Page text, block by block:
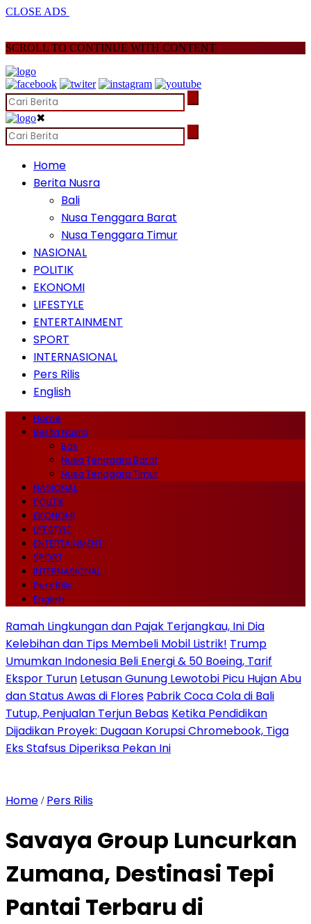
CLOSE ADS
SCROLL TO CONTINUE WITH CONTENT
✖
Home
Berita Nusra
Bali
Nusa Tenggara Barat
Nusa Tenggara Timur
NASIONAL
POLITIK
EKONOMI
LIFESTYLE
ENTERTAINMENT
SPORT
INTERNASIONAL
Pers Rilis
English
Home
Berita Nusra
Bali
Nusa Tenggara Barat
Nusa Tenggara Timur
NASIONAL
POLITIK
EKONOMI
LIFESTYLE
ENTERTAINMENT
SPORT
INTERNASIONAL
Pers Rilis
English
Ramah Lingkungan dan Pajak Terjangkau, Ini Dia
Kelebihan dan Tips Membeli Mobil Listrik! Trump
Umumkan Indonesia Beli Energi & 50 Boeing, Tarif
Ekspor Turun Letusan Gunung Lewotobi Picu Hujan Abu
dan Status Awas di Flores Pabrik Coca Cola di Bali
Tutup, Penjualan Terjun Bebas Ketika Pendidikan
Dijadikan Proyek: Dugaan Korupsi Chromebook, Tiga
Eks Stafsus Diperiksa Pekan Ini
Home / Pers Rilis
Savaya Group Luncurkan
Zumana, Destinasi Tepi
Pantai Terbaru di